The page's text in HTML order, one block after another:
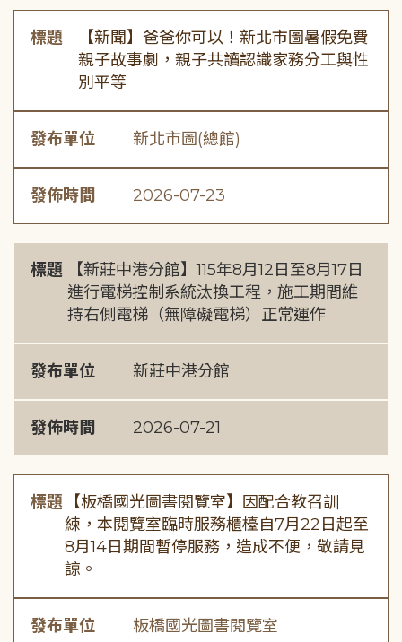
標題
【新聞】爸爸你可以！新北市圖暑假免費
親子故事劇，親子共讀認識家務分工與性
別平等
發布單位 新北市圖(總館)
發佈時間 2026-07-23
標題
【新莊中港分館】115年8月12日至8月17日
進行電梯控制系統汰換工程，施工期間維
持右側電梯（無障礙電梯）正常運作
發布單位 新莊中港分館
發佈時間 2026-07-21
標題
【板橋國光圖書閱覽室】因配合教召訓
練，本閱覽室臨時服務櫃檯自7月22日起至
8月14日期間暫停服務，造成不便，敬請見
諒。
發布單位 板橋國光圖書閱覽室